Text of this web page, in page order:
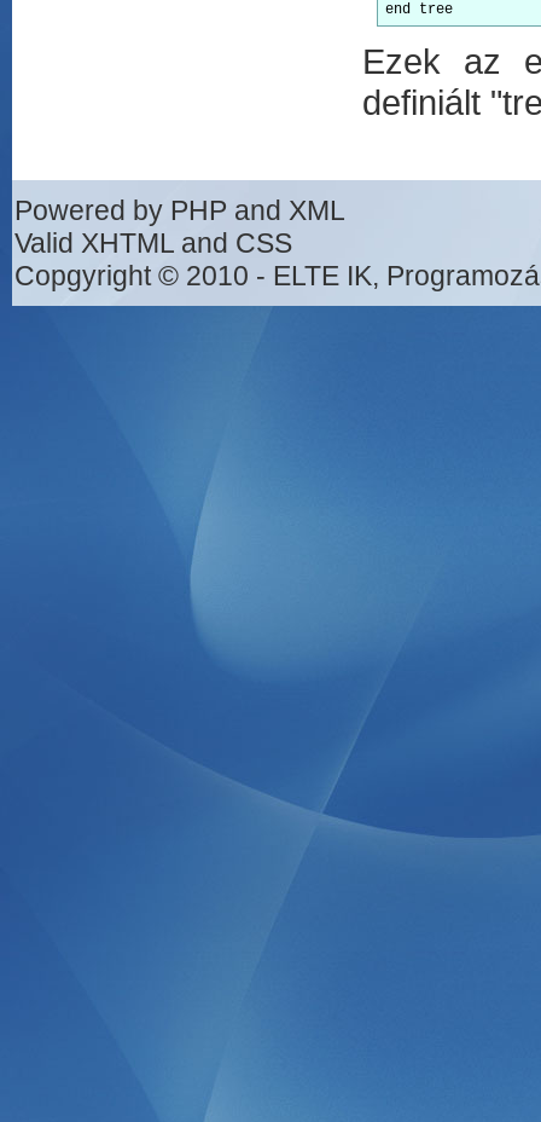
end tree
Ezek az
definiált
Powered by PHP and XML
Valid XHTML and CSS
Copgyright © 2010 - ELTE IK,